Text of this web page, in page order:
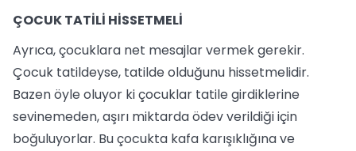
ÇOCUK TATİLİ HİSSETMELİ
Ayrıca, çocuklara net mesajlar vermek gerekir.
Çocuk tatildeyse, tatilde olduğunu hissetmelidir.
Bazen öyle oluyor ki çocuklar tatile girdiklerine
sevinemeden, aşırı miktarda ödev verildiği için
boğuluyorlar. Bu çocukta kafa karışıklığına ve